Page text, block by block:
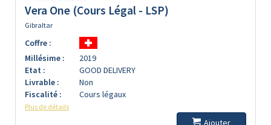
Vera One (Cours Légal - LSP)
Gibraltar
Coffre :
Millésime :
2019
Etat :
GOOD DELIVERY
Livrable :
Non
Fiscalité :
Cours légaux
Plus de détails
Ajouter